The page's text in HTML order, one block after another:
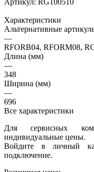
Характеристики
Альтернативные
—
RFORB04, RFORM08,
Длина (мм)
—
348
Ширина (мм)
—
696
Все характеристики
Для сервисных
индивидуальные цены.
Войдите в личный
подключение.